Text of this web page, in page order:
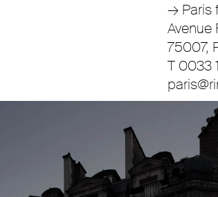
→ Paris
Avenue
75007,
T 0033